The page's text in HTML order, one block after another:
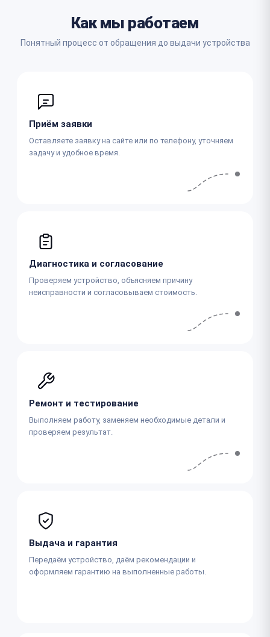
Как мы работаем
Понятный процесс от обращения до выдачи устройства
Приём заявки
Оставляете заявку на сайте или по телефону, уточняем
задачу и удобное время.
Диагностика и согласование
Проверяем устройство, объясняем причину
неисправности и согласовываем стоимость.
Ремонт и тестирование
Выполняем работу, заменяем необходимые детали и
проверяем результат.
Выдача и гарантия
Передаём устройство, даём рекомендации и
оформляем гарантию на выполненные работы.